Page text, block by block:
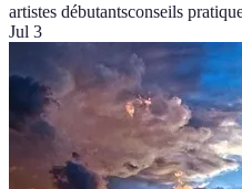
artistes débutantsconseils
Jul 3